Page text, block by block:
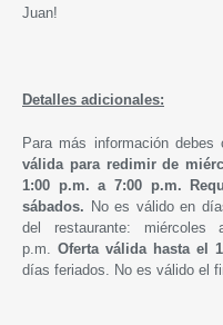
Juan!
Detalles adicionales:
Para más información debes
válida para redimir de
1:00 p.m. a 7:00 p.m.
sábados. No es válido en
del restaurante:
p.m.Oferta válida hasta el
días feriados. No es válido el